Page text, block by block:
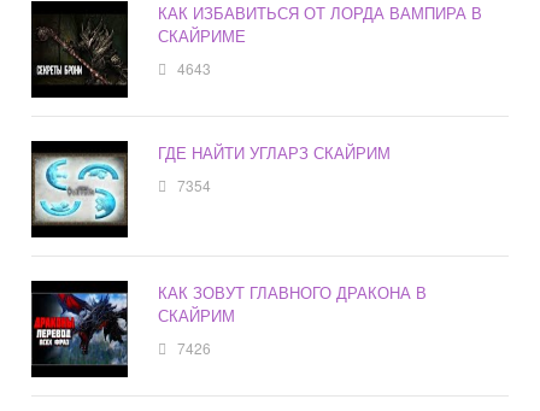
КАК ИЗБАВИТЬСЯ ОТ ЛОРДА ВАМПИРА В
СКАЙРИМЕ
4643
ГДЕ НАЙТИ УГЛАРЗ СКАЙРИМ
7354
КАК ЗОВУТ ГЛАВНОГО ДРАКОНА В
СКАЙРИМ
7426